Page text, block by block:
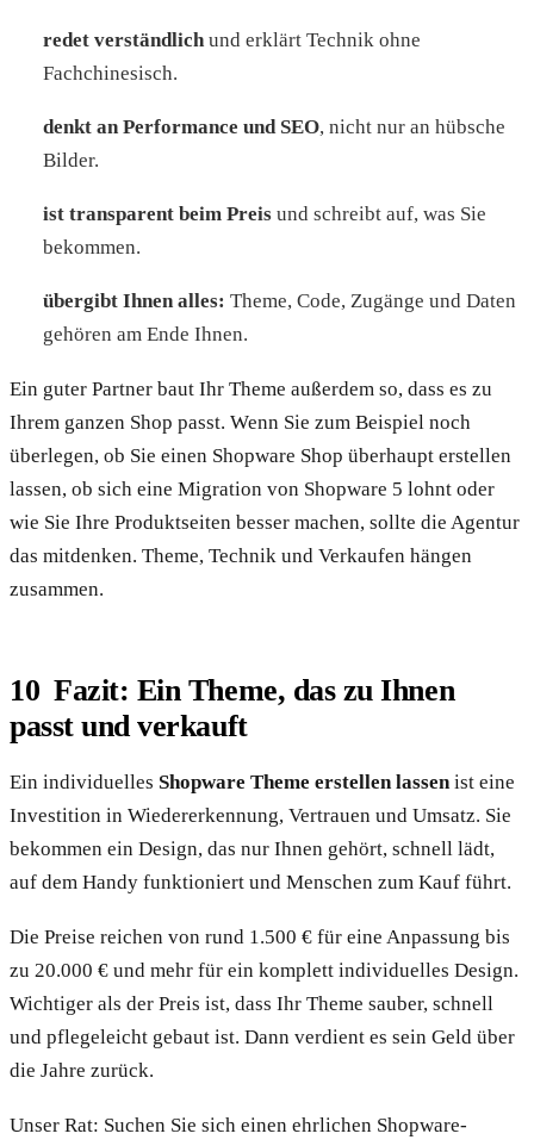
redet verständlich und erklärt Technik ohne
Fachchinesisch.
denkt an Performance und SEO, nicht nur an hübsche
Bilder.
ist transparent beim Preis und schreibt auf, was Sie
bekommen.
übergibt Ihnen alles: Theme, Code, Zugänge und Daten
gehören am Ende Ihnen.
Ein guter Partner baut Ihr Theme außerdem so, dass es zu
Ihrem ganzen Shop passt. Wenn Sie zum Beispiel noch
überlegen, ob Sie einen Shopware Shop überhaupt erstellen
lassen, ob sich eine Migration von Shopware 5 lohnt oder
wie Sie Ihre Produktseiten besser machen, sollte die Agentur
das mitdenken. Theme, Technik und Verkaufen hängen
zusammen.
Fazit: Ein Theme, das zu Ihnen
passt und verkauft
Ein individuelles Shopware Theme erstellen lassenist eine
Investition in Wiedererkennung, Vertrauen und Umsatz. Sie
bekommen ein Design, das nur Ihnen gehört, schnell lädt,
auf dem Handy funktioniert und Menschen zum Kauf führt.
Die Preise reichen von rund 1.500 € für eine Anpassung bis
zu 20.000 € und mehr für ein komplett individuelles Design.
Wichtiger als der Preis ist, dass Ihr Theme sauber, schnell
und pflegeleicht gebaut ist. Dann verdient es sein Geld über
die Jahre zurück.
Unser Rat: Suchen Sie sich einen ehrlichen Shopware-